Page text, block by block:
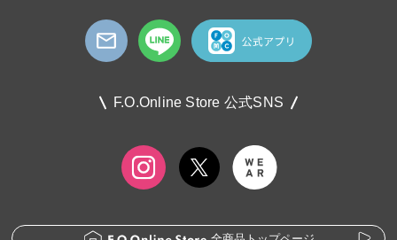
F.O.Online Store 公式SNS